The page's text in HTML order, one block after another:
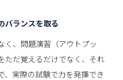
バランスを取る
く、問題演習（アウトプッ
ただ覚えるだけでなく、それ
、実際の試験で力を発揮でき